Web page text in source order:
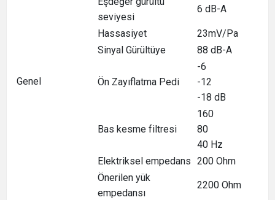
Genel
seviyesi
6 dB-A
Hassasiyet
23mV/Pa
Sinyal Gürültüye
88 dB-A
Ön Zayıflatma Pedi
-6
-12
-18 dB
Bas kesme filtresi
160
80
40 Hz
Elektriksel empedans 200 Ohm
Önerilen yük
empedansı
2200 Ohm